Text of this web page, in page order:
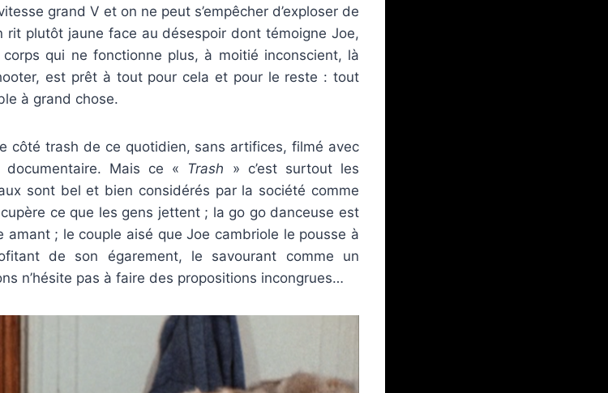
grand V et on ne peut s’empêcher d’exploser de
rit plutôt jaune face au désespoir dont témoigne Joe,
qui ne fonctionne plus, à moitié inconscient, là
est prêt à tout pour cela et pour le reste : tout
à grand chose.
côté trash de ce quotidien, sans artifices, filmé avec
Mais ce « Trash » c’est surtout les
sont bel et bien considérés par la société comme
ce que les gens jettent ; la go go danceuse est
amant ; le couple aisé que Joe cambriole le pousse à
de son égarement, le savourant comme un
n’hésite pas à faire des propositions incongrues…